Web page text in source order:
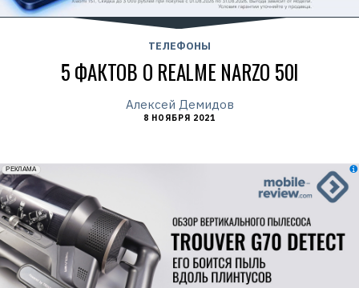
ТЕЛЕФОНЫ
5 ФАКТОВ О REALME NARZO 50I
Алексей Демидов
8 НОЯБРЯ 2021
erid: 2VfnxxmNzs5
РЕКЛАМА